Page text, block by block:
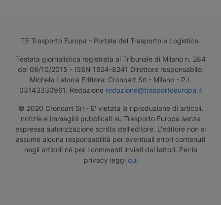
TE Trasporto Europa - Portale del Trasporto e Logistica.
Testata giornalistica registrata al Tribunale di Milano n. 284
del 08/10/2015 - ISSN 1824-8241 Direttore responsabile:
Michele Latorre Editore: Cronoart Srl - Milano - P.I.
03143330961. Redazione redazione@trasportoeuropa.it
© 2020 Cronoart Srl - E' vietata la riproduzione di articoli,
notizie e immagini pubblicati su Trasporto Europa senza
espressa autorizzazione scritta dell'editore. L'editore non si
assume alcuna responsabilità per eventuali errori contenuti
negli articoli né per i commenti inviati dai lettori. Per la
privacy leggi qui